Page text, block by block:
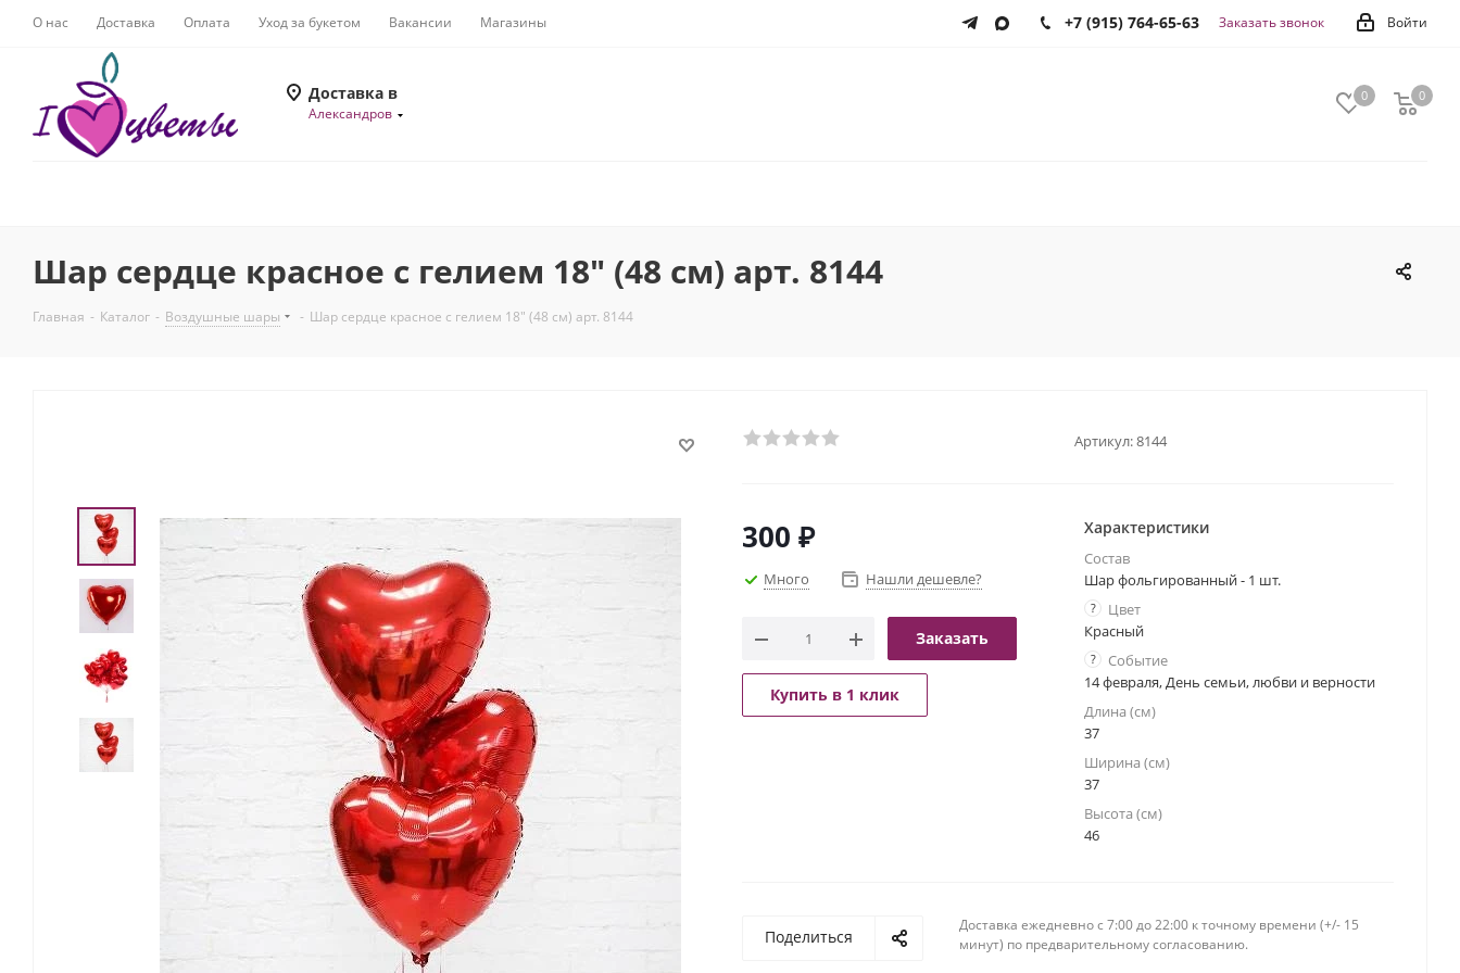
О нас Доставка Оплата Уход за букетом Вакансии Магазины Войти
+7 (915) 764-65-63 Заказать звонок
Доставка в
Александров
0 0
0
Шар сердце красное с гелием 18" (48 см) арт. 8144
Главная - Каталог - Воздушные шары - Шар сердце красное с гелием 18" (48 см) арт. 8144
Артикул:8144
300 ₽
Много Нашли дешевле?
Заказать
Купить в 1 клик
Характеристики
Состав
Шар фольгированный - 1 шт.
?
Цвет
Красный
?
Событие
14 февраля, День семьи, любви и верности
Длина (см)
37
Ширина (см)
37
Высота (см)
46
Поделиться
Доставка ежедневно c 7:00 до 22:00 к точному времени (+/- 15
минут) по предварительному согласованию.